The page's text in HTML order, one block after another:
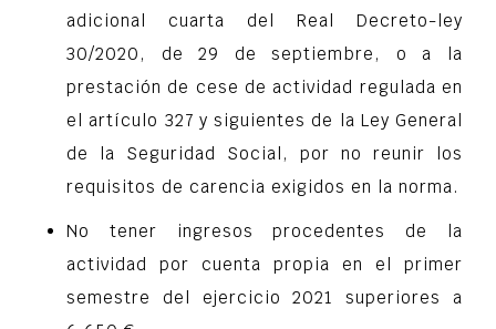
adicional cuarta del Real Decreto-ley
30/2020, de 29 de septiembre, o a la
prestación de cese de actividad regulada en
el artículo 327 y siguientes de la Ley General
de la Seguridad Social, por no reunir los
requisitos de carencia exigidos en la norma.
No tener ingresos procedentes de la
actividad por cuenta propia en el primer
semestre del ejercicio 2021 superiores a